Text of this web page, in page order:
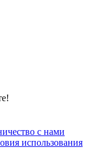
с нами
использования